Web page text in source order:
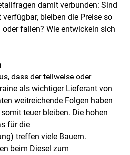
damit verbunden: Sind
bleiben die Preise so
oder fallen? Wie entwickeln sich
dass der teilweise oder
als wichtiger Lieferant von
weitreichende Folgen haben
teuer bleiben. Die hohen
für die
treffen viele Bauern.
beim Diesel zum